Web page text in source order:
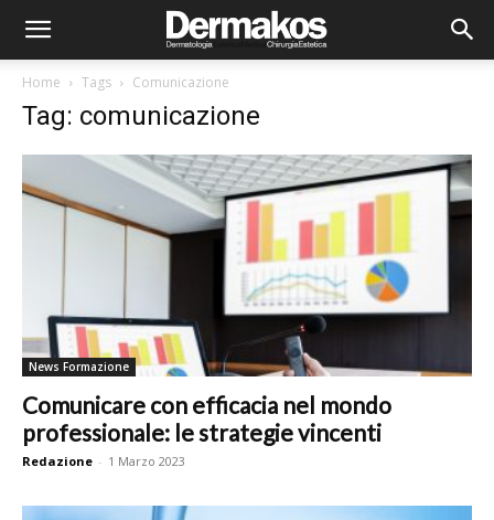
Home Tags Comunicazione
Tag: comunicazione
News Formazione
Comunicare con efficacia nel mondo
professionale: le strategie vincenti
Redazione - 1 Marzo 2023